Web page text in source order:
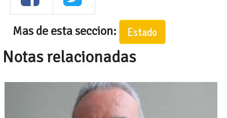
Mas de esta seccion: Estado
Notas relacionadas